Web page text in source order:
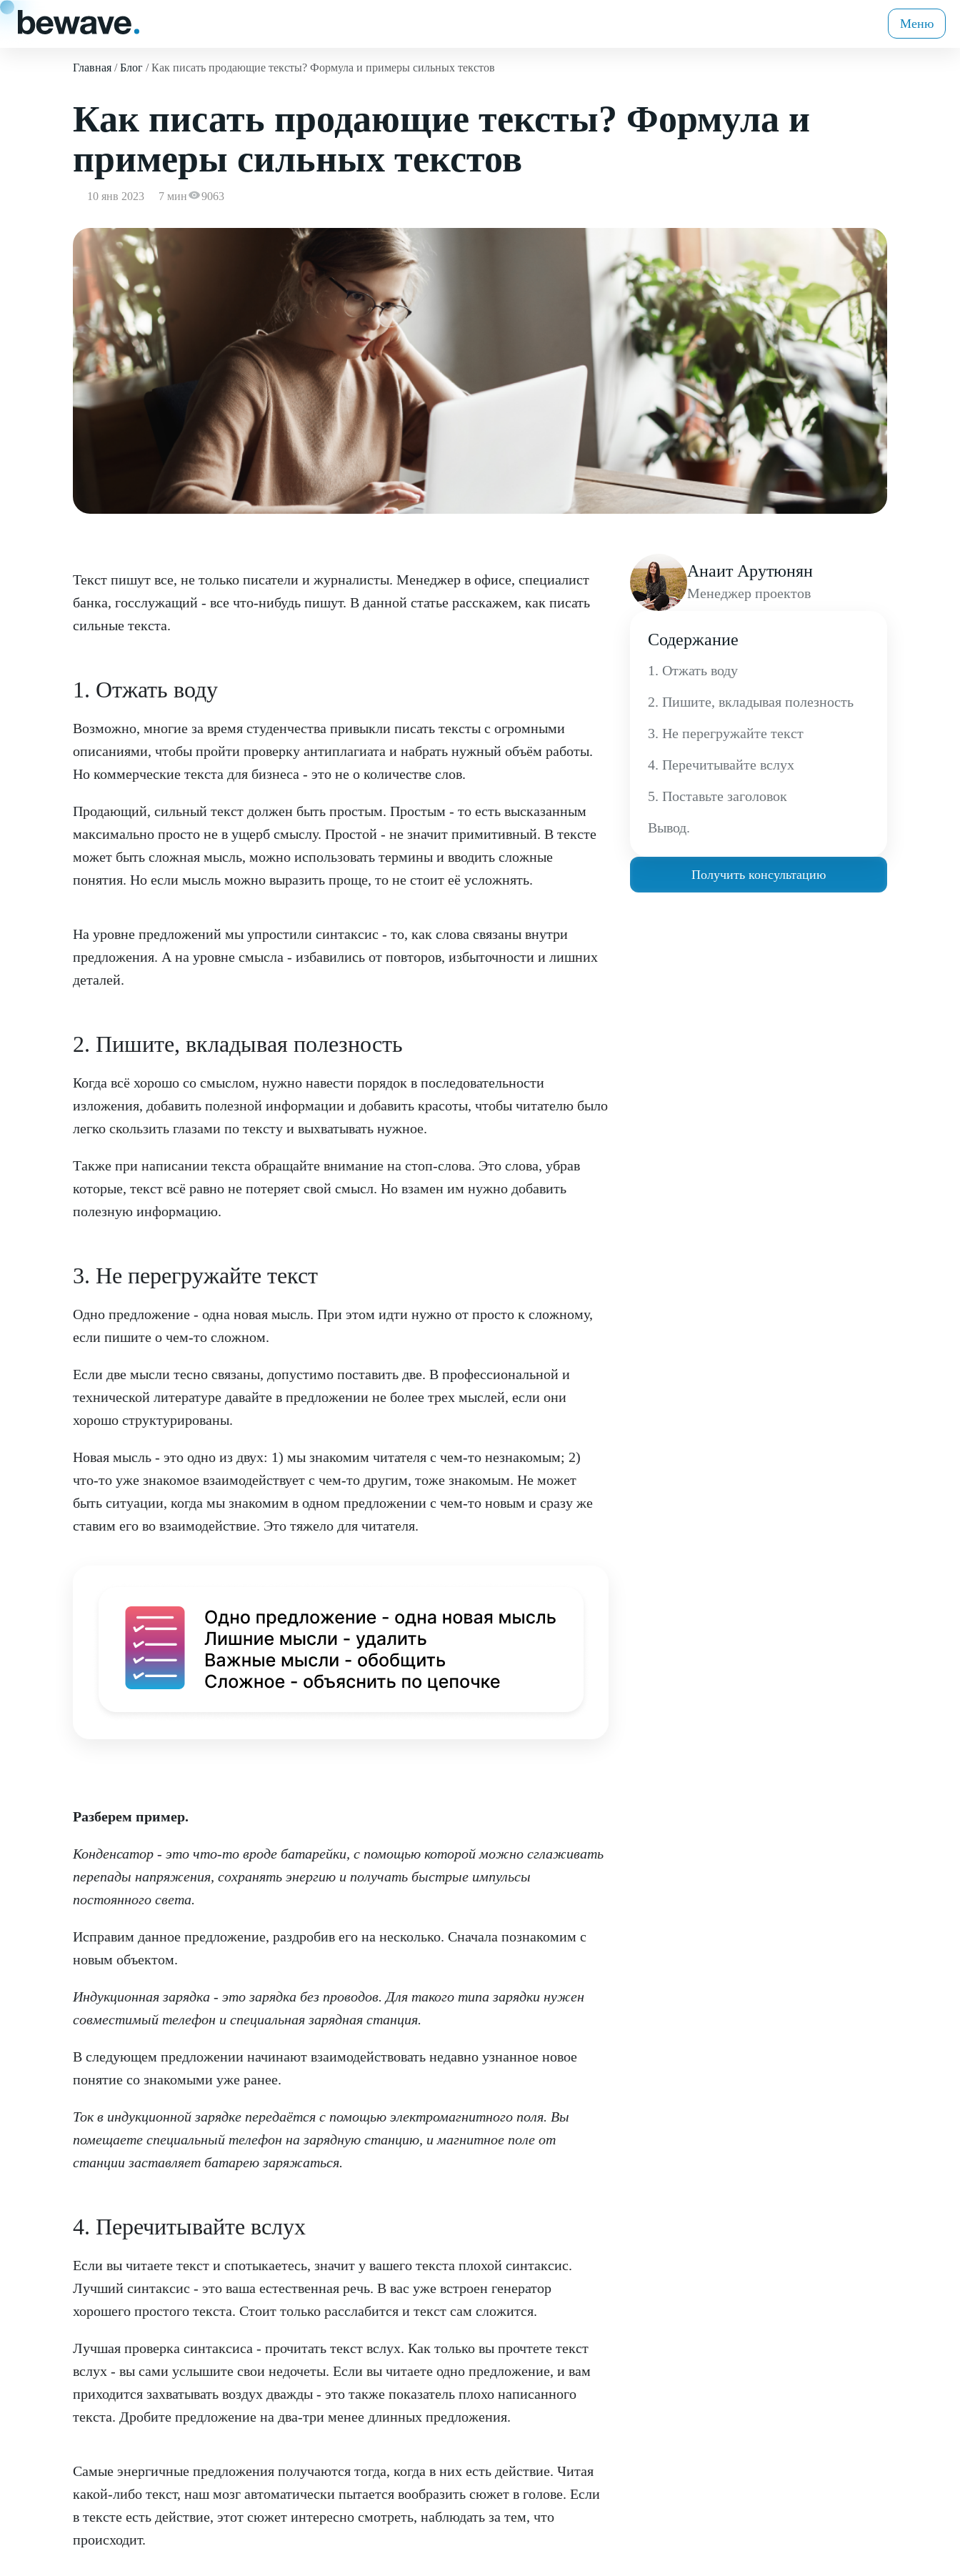
Меню
Главная Блог Как писать продающие тексты? Формула и примеры сильных текстов
Как писать продающие тексты? Формула и
примеры сильных текстов
10 янв 2023 7 мин 9063
Текст пишут все, не только писатели и журналисты. Менеджер в офисе, специалист
банка, госслужащий - все что-нибудь пишут. В данной статье расскажем, как писать
сильные текста.
1. Отжать воду
Возможно, многие за время студенчества привыкли писать тексты с огромными
описаниями, чтобы пройти проверку антиплагиата и набрать нужный объём работы.
Но коммерческие текста для бизнеса - это не о количестве слов.
Продающий, сильный текст должен быть простым. Простым - то есть высказанным
максимально просто не в ущерб смыслу. Простой - не значит примитивный. В тексте
может быть сложная мысль, можно использовать термины и вводить сложные
понятия. Но если мысль можно выразить проще, то не стоит её усложнять.
На уровне предложений мы упростили синтаксис - то, как слова связаны внутри
предложения. А на уровне смысла - избавились от повторов, избыточности и лишних
деталей.
2. Пишите, вкладывая полезность
Когда всё хорошо со смыслом, нужно навести порядок в последовательности
изложения, добавить полезной информации и добавить красоты, чтобы читателю было
легко скользить глазами по тексту и выхватывать нужное.
Также при написании текста обращайте внимание на стоп-слова. Это слова, убрав
которые, текст всё равно не потеряет свой смысл. Но взамен им нужно добавить
полезную информацию.
3. Не перегружайте текст
Одно предложение - одна новая мысль. При этом идти нужно от просто к сложному,
если пишите о чем-то сложном.
Если две мысли тесно связаны, допустимо поставить две. В профессиональной и
технической литературе давайте в предложении не более трех мыслей, если они
хорошо структурированы.
Новая мысль - это одно из двух: 1) мы знакомим читателя с чем-то незнакомым; 2)
что-то уже знакомое взаимодействует с чем-то другим, тоже знакомым. Не может
быть ситуации, когда мы знакомим в одном предложении с чем-то новым и сразу же
ставим его во взаимодействие. Это тяжело для читателя.
Разберем пример.
Конденсатор - это что-то вроде батарейки, с помощью которой можно сглаживать
перепады напряжения, сохранять энергию и получать быстрые импульсы
постоянного света.
Исправим данное предложение, раздробив его на несколько. Сначала познакомим с
новым объектом.
Индукционная зарядка - это зарядка без проводов. Для такого типа зарядки нужен
совместимый телефон и специальная зарядная станция.
В следующем предложении начинают взаимодействовать недавно узнанное новое
понятие со знакомыми уже ранее.
Ток в индукционной зарядке передаётся с помощью электромагнитного поля. Вы
помещаете специальный телефон на зарядную станцию, и магнитное поле от
станции заставляет батарею заряжаться.
4. Перечитывайте вслух
Если вы читаете текст и спотыкаетесь, значит у вашего текста плохой синтаксис.
Лучший синтаксис - это ваша естественная речь. В вас уже встроен генератор
хорошего простого текста. Стоит только расслабится и текст сам сложится.
Лучшая проверка синтаксиса - прочитать текст вслух. Как только вы прочтете текст
вслух - вы сами услышите свои недочеты. Если вы читаете одно предложение, и вам
приходится захватывать воздух дважды - это также показатель плохо написанного
текста. Дробите предложение на два-три менее длинных предложения.
Самые энергичные предложения получаются тогда, когда в них есть действие. Читая
какой-либо текст, наш мозг автоматически пытается вообразить сюжет в голове. Если
в тексте есть действие, этот сюжет интересно смотреть, наблюдать за тем, что
происходит.
Анаит Арутюнян
Менеджер проектов
Содержание
1. Отжать воду
2. Пишите, вкладывая полезность
3. Не перегружайте текст
4. Перечитывайте вслух
5. Поставьте заголовок
Вывод.
Получить консультацию